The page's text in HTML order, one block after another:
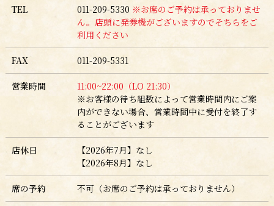
TEL 011-209-5330 ※お席のご予約は承っておりませ
ん。店頭に発券機がございますのでそちらをご
利用ください
FAX 011-209-5331
営業時間 11:00~22:00（LO 21:30）
※お客様の待ち組数によって営業時間内にご案
内ができない場合、営業時間中に受付を終了す
ることがございます
店休日
【2026年7月】なし
【2026年8月】なし
席の予約 不可（お席のご予約は承っておりません）